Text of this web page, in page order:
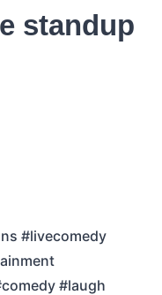
standup
#livecomedy
#laugh